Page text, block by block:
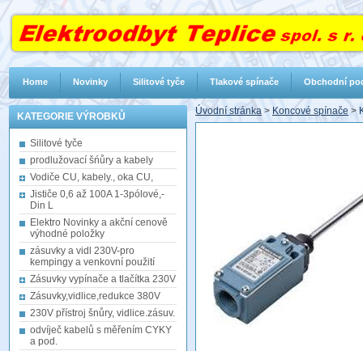
KATEGORIE VÝROBKŮ
Silitové tyče
prodlužovací šńůry a kabely
Vodiče CU, kabely., oka CU,
Jističe 0,6 až 100A 1-3pólové,-
Din L
Elektro Novinky a akční cenově
výhodné položky
zásuvky a vidl 230V-pro
kempingy a venkovní použití
Zásuvky vypínače a tlačítka 230V
Zásuvky,vidlice,redukce 380V
230V přístroj šnůry, vidlice.zásuv.
odvíječ kabelů s měřením CYKY
a pod.
Úvodní stránka > Koncové spínače >
Home Novinky Silitové tyče Tlakové spínače Obchodní